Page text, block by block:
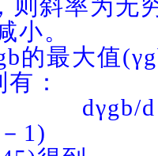
则斜率为无
小。
最大值
：
= 0 =
－